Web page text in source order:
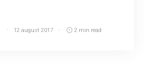
12 august 2017 2 min read